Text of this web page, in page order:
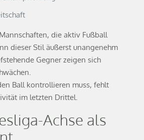
die aktiv Fußball
dieser Stil äußerst unangenehm
Gegner zeigen sich
Ball kontrollieren muss, fehlt
im letzten Drittel.
Achse als